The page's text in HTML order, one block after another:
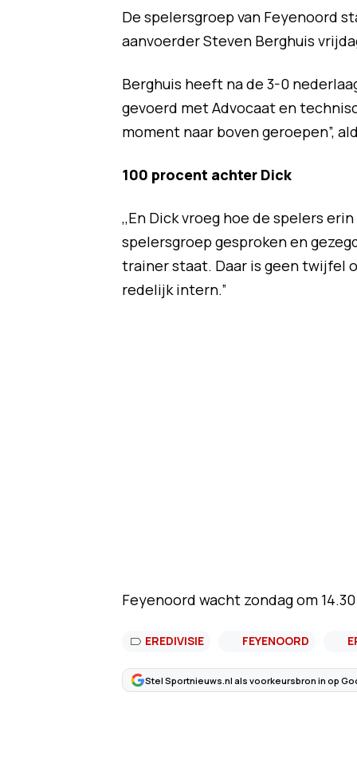
De spelersgroep van Feyenoord
aanvoerder Steven Berghuis
Berghuis heeft na de 3-0
gevoerd met Advocaat en
moment naar boven geroepen”,
100 procent achter Dick
,,En Dick vroeg hoe de spelers
spelersgroep gesproken en
trainer staat. Daar is geen twijfel
redelijk intern.”
Feyenoord wacht zondag om
EREDIVISIE FEYENOORD
Stel Sportnieuws.nl als voorkeursbron in op